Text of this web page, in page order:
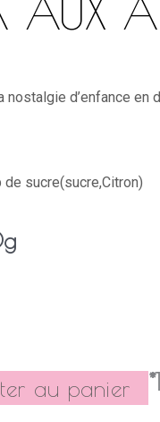
AUX
d’enfance en
de sucre(sucre,Citron)
au panier